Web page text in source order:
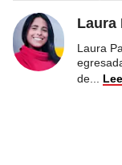
Laura
Laura
de